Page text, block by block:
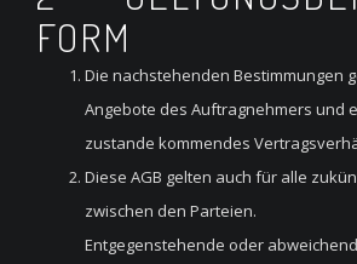
FORM
Die nachstehenden Bestimmungen
Angebote des Auftragnehmers und
zustande kommendes
Diese AGB gelten auch für alle
zwischen den Parteien.
Entgegenstehende oder